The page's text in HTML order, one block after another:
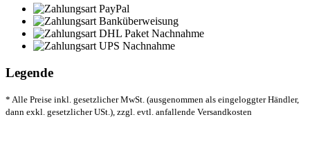
Legende
* Alle Preise inkl. gesetzlicher MwSt. (ausgenommen als eingeloggter Händler,
dann exkl. gesetzlicher USt.), zzgl. evtl. anfallende Versandkosten